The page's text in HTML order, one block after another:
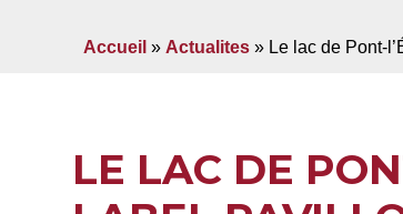
Accueil » Actualites » Le lac de Pont-
LE LAC DE